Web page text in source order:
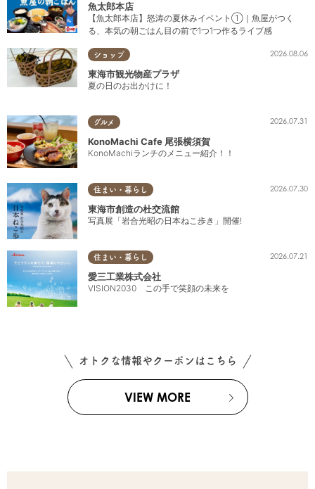
魚太郎本店
【魚太郎本店】怒涛の夏休みイベント①｜魚屋がつく
る、本気の朝ごはん目の前で1つ1つ作るライブ感
ショップ 2026.08.06
東海市観光物産プラザ
夏の日のお出かけに！
グルメ 2026.07.31
KonoMachi Cafe 尾張横須賀
KonoMachiランチのメニュー紹介！！
住まい・暮らし 2026.07.30
東海市創造の杜交流館
写真展「岩合光昭の日本ねこ歩き」開催!
住まい・暮らし 2026.07.21
愛三工業株式会社
VISION2030 この手で笑顔の未来を
オトクな情報やクーポンはこちら
VIEW MORE